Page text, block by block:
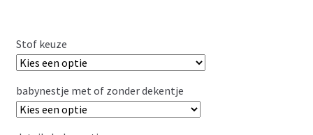
Stof keuze
babynestje met of zonder dekentje